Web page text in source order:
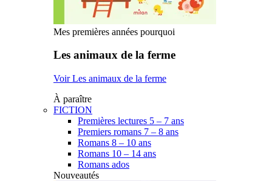
Mes premières années pourquoi
Les animaux de la ferme
Voir Les animaux de la ferme
À paraître
FICTION
Premières lectures 5 – 7 ans
Premiers romans 7 – 8 ans
Romans 8 – 10 ans
Romans 10 – 14 ans
Romans ados
Nouveautés